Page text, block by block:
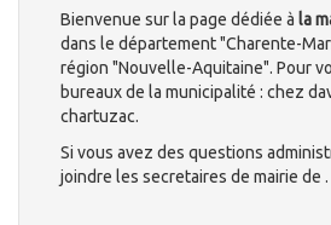
Bienvenue sur la page dédiée à la
dans le département "Charente-
région "Nouvelle-Aquitaine". Pour
bureaux de la municipalité : chez
chartuzac.
Si vous avez des questions
joindre les secretaires de mairie de .